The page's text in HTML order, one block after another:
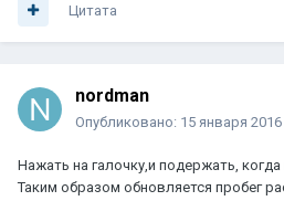
Цитата
nordman
Опубликовано: 15 января 2016
Нажать на галочку,и подержать,
Таким образом обновляется пробег